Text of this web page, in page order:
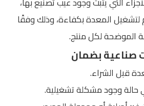
لتشغيل المعدة بكفاءة، وذلك وفقًا
الموضحة لكل منتج.
صناعية بضمان
قبل الشراء.
وجود مشكلة تشغيلية.